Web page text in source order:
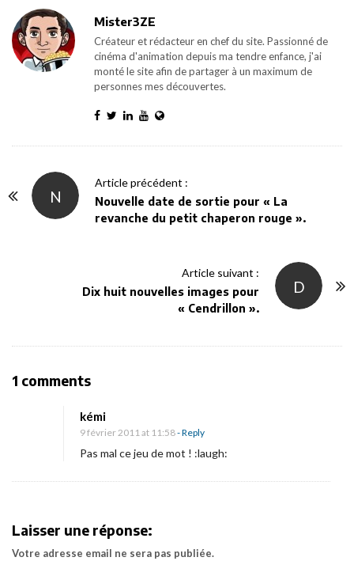
Mister3ZE
Créateur et rédacteur en chef du site. Passionné de
cinéma d'animation depuis ma tendre enfance, j'ai
monté le site afin de partager à un maximum de
personnes mes découvertes.
N
Article précédent :
Nouvelle date de sortie pour « La
revanche du petit chaperon rouge ».
D
Article suivant :
Dix huit nouvelles images pour
« Cendrillon ».
1 commentsO
T
s
r
d
kémi
9 février 2011 at 11:58- Reply
Pas mal ce jeu de mot ! :laugh:
Laisser une réponse:
Votre adresse email ne sera pas publiée.